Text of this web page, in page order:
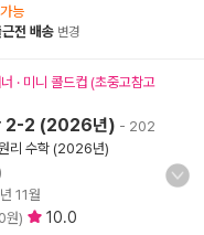
능
전 배송 변경
· 미니 콜드컵 (초중고참고
2-2 (2026년) - 202
리 수학 (2026년)
11월
원) 10.0